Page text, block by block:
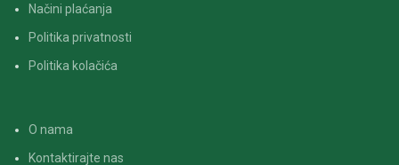
Načini plaćanja
Politika privatnosti
Politika kolačića
O nama
Kontaktirajte nas